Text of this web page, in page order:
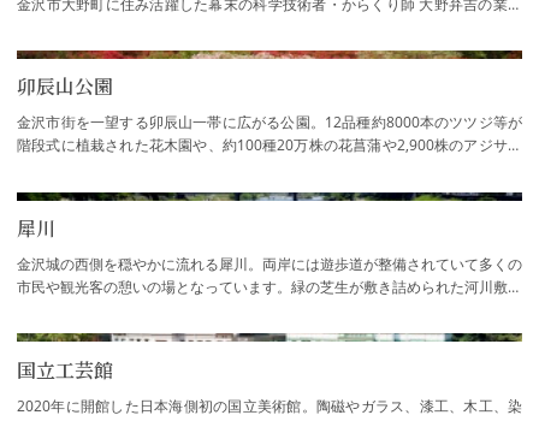
卯辰山公園
金沢市街を一望する卯辰山一帯に広がる公園。12品種約8000本のツツジ等が
階段式に植栽された花木園や、約100種20万株の花菖蒲や2,900株のアジサイ
犀川
金沢城の西側を穏やかに流れる犀川。両岸には遊歩道が整備されていて多くの
市民や観光客の憩いの場となっています。緑の芝生が敷き詰められた河川敷は
国立工芸館
2020年に開館した日本海側初の国立美術館。陶磁やガラス、漆工、木工、染